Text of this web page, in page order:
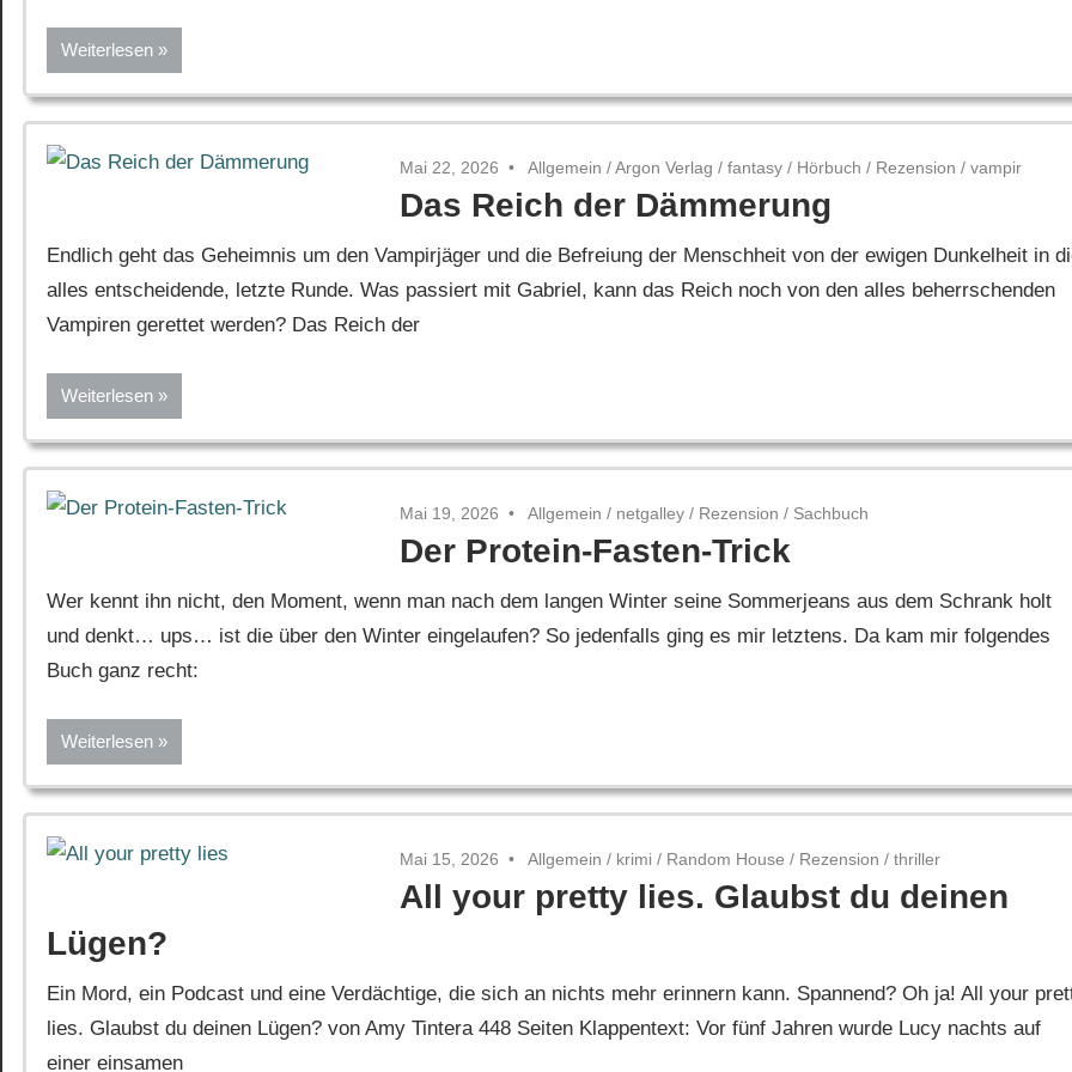
Weiterlesen
Mai 22, 2026 Allgemein /Argon Verlag /fantasy / Hörbuch / Rezension /vampir
Das Reich der Dämmerung
Endlich geht das Geheimnis um den Vampirjäger und die Befreiung der Menschheit von der ewigen Dunkelheit in
alles entscheidende, letzte Runde. Was passiert mit Gabriel, kann das Reich noch von den alles beherrschenden
Vampiren gerettet werden? Das Reich der
Weiterlesen
Mai 19, 2026 Allgemein / netgalley / Rezension / Sachbuch
Der Protein-Fasten-Trick
Wer kennt ihn nicht, den Moment, wenn man nach dem langen Winter seine Sommerjeans aus dem Schrank holt
und denkt… ups… ist die über den Winter eingelaufen? So jedenfalls ging es mir letztens. Da kam mir folgendes
Buch ganz recht:
Weiterlesen
Mai 15, 2026 Allgemein / krimi / Random House / Rezension /thriller
All your pretty lies. Glaubst du deinen
Lügen?
Ein Mord, ein Podcast und eine Verdächtige, die sich an nichts mehr erinnern kann. Spannend? Oh ja! All your
lies. Glaubst du deinen Lügen? von Amy Tintera 448 Seiten Klappentext: Vor fünf Jahren wurde Lucy nachts auf
einer einsamen